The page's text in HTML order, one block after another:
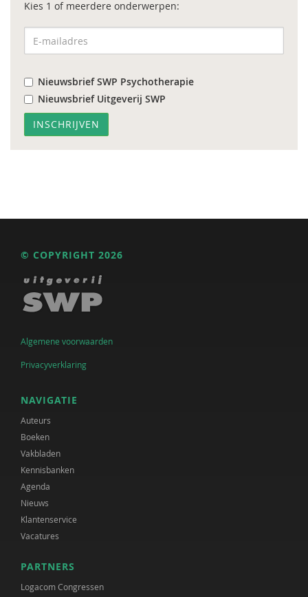
Kies 1 of meerdere onderwerpen:
Nieuwsbrief SWP Psychotherapie
Nieuwsbrief Uitgeverij SWP
© COPYRIGHT 2026
Algemene voorwaarden
Privacyverklaring
NAVIGATIE
Auteurs
Boeken
Vakbladen
Kennisbanken
Agenda
Nieuws
Klantenservice
Vacatures
PARTNERS
Logacom Congressen